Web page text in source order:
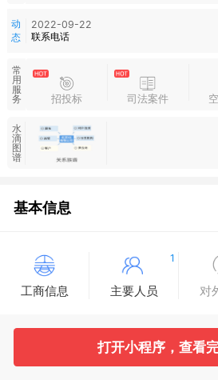
动
态
2022-09-22
联系电话
常
用
服
务
招投标 司法案件
水
滴
图
谱
基本信息
工商信息
1
主要人员 对
13
打开小程序，查看